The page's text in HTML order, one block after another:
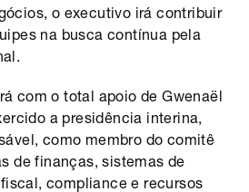
o executivo irá contribuir
na busca contínua pela
com o total apoio de Gwenaël
a presidência interina,
como membro do comitê
de finanças, sistemas de
compliance e recursos